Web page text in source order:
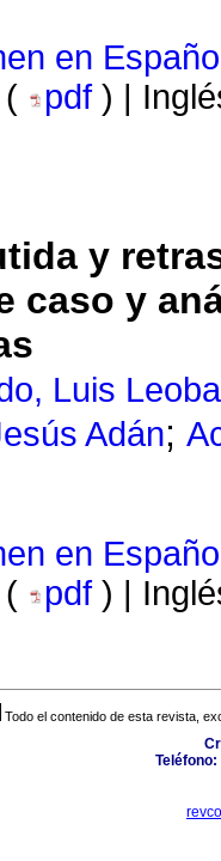
en
pdf ) |
y
caso y
Luis
Adán;
en
pdf ) |
Todo el contenido de esta revista,
Teléfono: